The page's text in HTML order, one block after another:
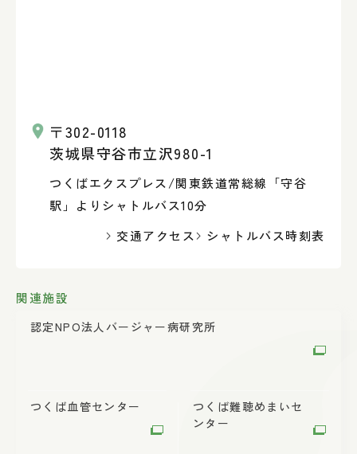
〒302-0118
茨城県守谷市立沢980-1
つくばエクスプレス/関東鉄道常総線「守谷
駅」よりシャトルバス10分
交通アクセス
シャトルバス時刻表
関連施設
認定NPO法人 バージャー病研究所
つくば血管センター つくば難聴めまいセ
ンター